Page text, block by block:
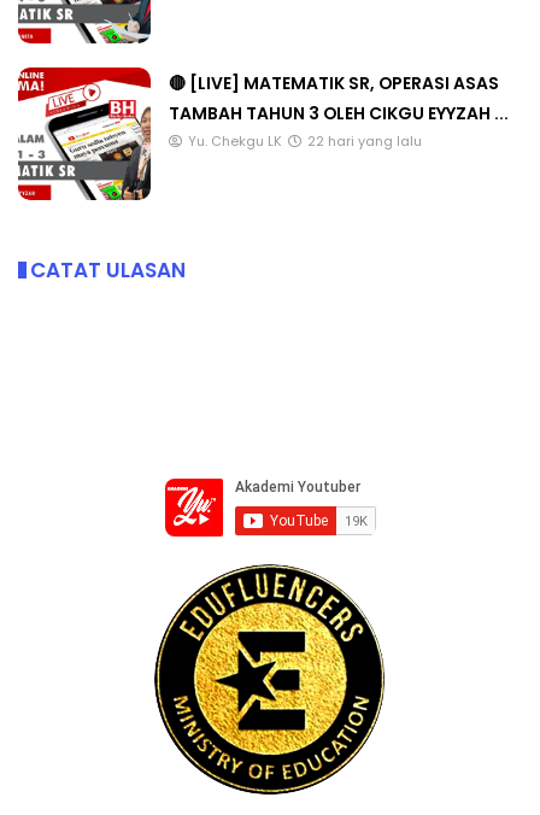
🔴 [LIVE] MATEMATIK SR, OPERASI ASAS
TAMBAH TAHUN 3 OLEH CIKGU EYYZAH ...
Yu. Chekgu LK 22 hari yang lalu
CATAT ULASAN